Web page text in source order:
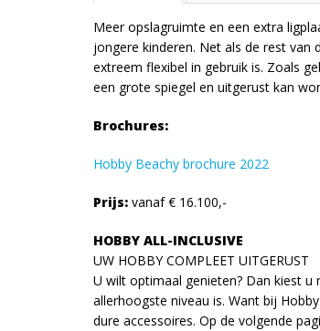
Meer opslagruimte en een extra
jongere kinderen. Net als de rest van
extreem flexibel in gebruik is. Zoals
een grote spiegel en uitgerust kan
Brochures:
Hobby Beachy brochure 2022
Prijs: vanaf € 16.100,-
HOBBY ALL-INCLUSIVE
UW HOBBY COMPLEET UITGERUST
U wilt optimaal genieten? Dan kiest
allerhoogste niveau is. Want bij
dure accessoires. Op de volgende